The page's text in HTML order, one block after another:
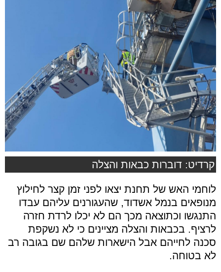
קרדיט: דוברות כבאות והצלה
לוחמי האש של תחנת יצאו לפני זמן קצר לחילוץ
מנופאים בנמל אשדוד, שהעגורנים עליהם עבדו
התנגשו וכתוצאה מכך הם לא יכלו לרדת חזרה
לרציף. בכבאות והצלה מציינים כי לא נשקפת
סכנה לחייהם אבל הישארות שלהם שם בגובה רב
לא בטוחה.